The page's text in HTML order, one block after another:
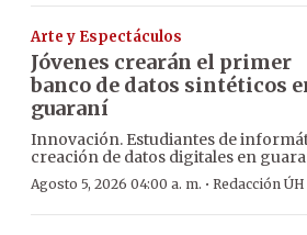
Arte y Espectáculos
Jóvenes crearán el primer
banco de datos sintéticos
guaraní
Innovación. Estudiantes de
creación de datos digitales en
Agosto 5, 2026 04:00 a. m. · Redacción ÚH